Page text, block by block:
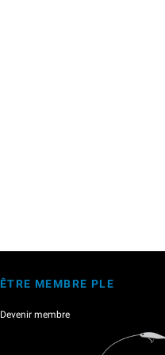
ÊTRE MEMBRE PLE
Devenir membre